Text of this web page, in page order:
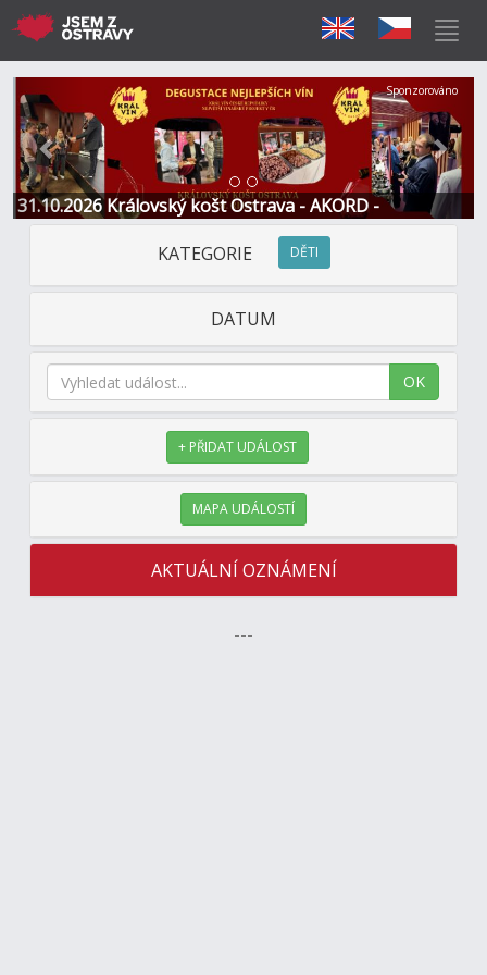
31.10.2026 Královský košt Ostrava - AKORD -
Restaurace a Hotel
Předchozí Další
Sponzorováno
KATEGORIE DĚTI
DATUM
OK
+ PŘIDAT UDÁLOST
MAPA UDÁLOSTÍ
AKTUÁLNÍ OZNÁMENÍ
---